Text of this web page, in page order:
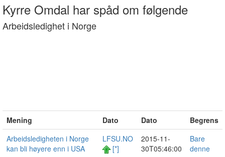
Kyrre Omdal har spåd om følgende
Arbeidsledighet i Norge
Mening Dato Dato
Begrens
Arbeidsledigheten i Norge
kan bli høyere enn i USA
LFSU.NO
[*]
2015-11-
30T05:46:00
Bare
denne